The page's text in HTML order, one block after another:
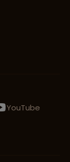
YouTube